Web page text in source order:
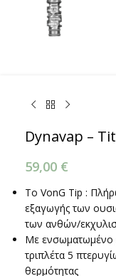
Dynavap –
59,00 €
Το VonG Tip :
εξαγωγής των
των ανθών/
Με ενσωματωμένο
τριπλέτα 5
θερμότητας